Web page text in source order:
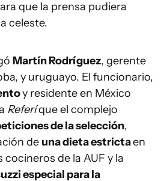
que la prensa pudiera
celeste.
Martín Rodríguez, gerente
y uruguayo. El funcionario,
y residente en México
Referíque el complejo
de la selección,
de una dieta estrictaen
de la AUF y la
especial para la